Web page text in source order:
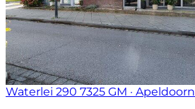
Waterlei 290 7325 GM · Apeldoorn